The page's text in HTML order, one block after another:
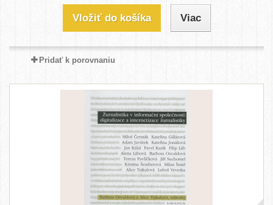
Vložiť do košíka Viac
Pridať k porovnaniu